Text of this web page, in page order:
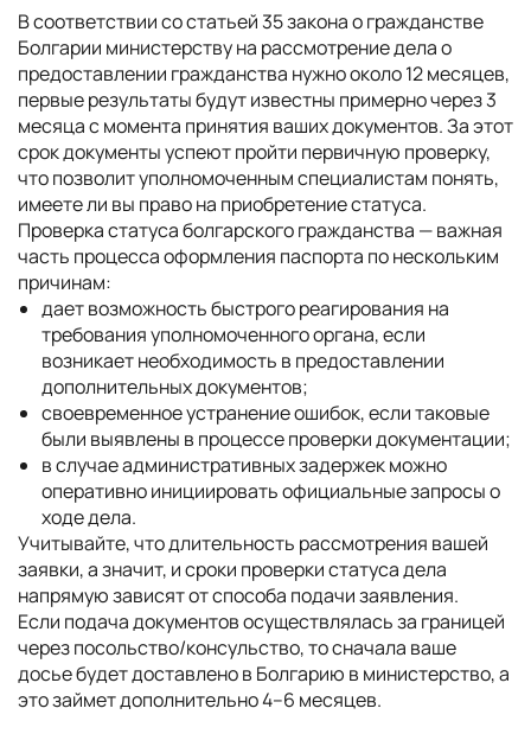
В соответствии со статьей 35 закона о гражданстве
Болгарии министерству на рассмотрение дела о
предоставлении гражданства нужно около 12 месяцев,
первые результаты будут известны примерно через 3
месяца с момента принятия ваших документов. За этот
срок документы успеют пройти первичную проверку,
что позволит уполномоченным специалистам понять,
имеете ли вы право на приобретение статуса.
Проверка статуса болгарского гражданства — важная
часть процесса оформления паспорта по нескольким
причинам:
дает возможность быстрого реагирования на
требования уполномоченного органа, если
возникает необходимость в предоставлении
дополнительных документов;
своевременное устранение ошибок, если таковые
были выявлены в процессе проверки документации;
в случае административных задержек можно
оперативно инициировать официальные запросы о
ходе дела.
Учитывайте, что длительность рассмотрения вашей
заявки, а значит, и сроки проверки статуса дела
напрямую зависят от способа подачи заявления.
Если подача документов осуществлялась за границей
через посольство/консульство, то сначала ваше
досье будет доставлено в Болгарию в министерство, а
это займет дополнительно 4–6 месяцев.